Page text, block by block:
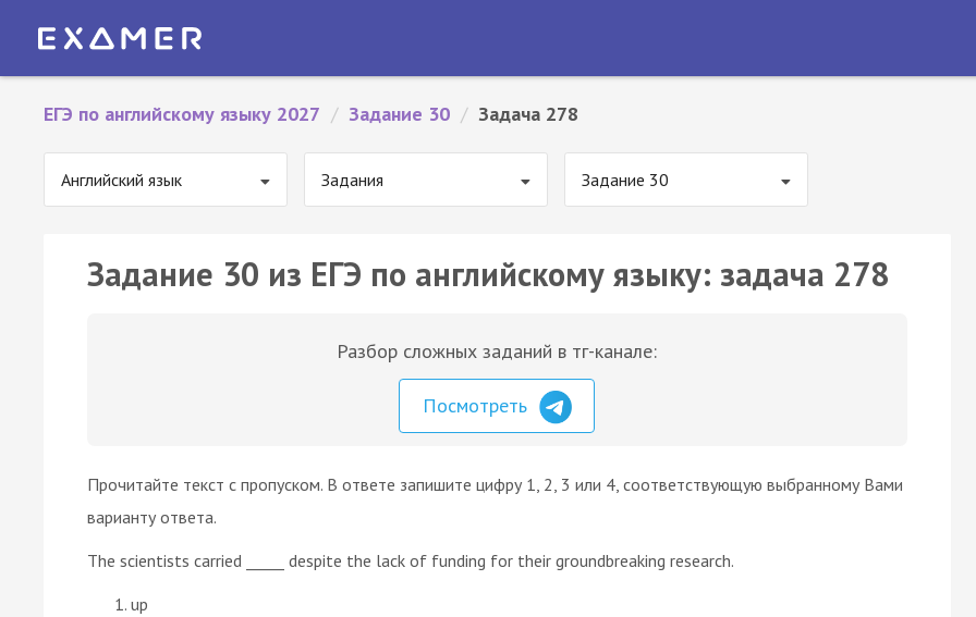
ЕГЭ по английскому языку 2027 / Задание 30 / Задача 278
Английский язык Задания Задание 30
Задание 30 из ЕГЭ по английскому языку: задача 278
Разбор сложных заданий в тг-канале:
Посмотреть
Прочитайте текст с пропуском. В ответе запишите цифру 1, 2, 3 или 4, соответствующую выбранному Вами
варианту ответа.
The scientists carried _____ despite the lack of funding for their groundbreaking research.
up